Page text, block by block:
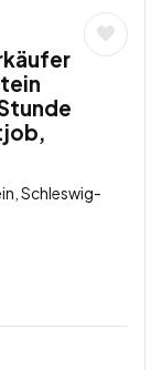
Schleswig-